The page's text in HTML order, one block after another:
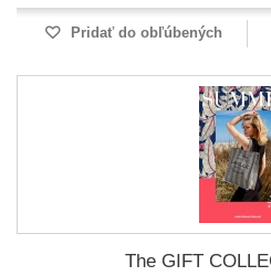
Pridať do obľúbených
The GIFT